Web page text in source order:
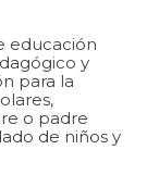
educación
y
para la
o padre
de niños y